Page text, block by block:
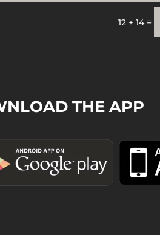
12 + 14=
THE APP